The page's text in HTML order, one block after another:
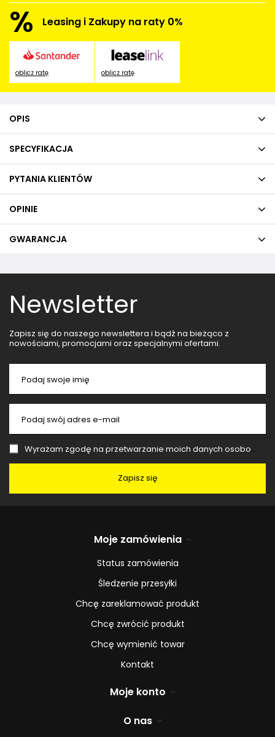
% Leasing i Zakupy na raty 0%
oblicz ratę oblicz ratę
OPIS
SPECYFIKACJA
PYTANIA KLIENTÓW
OPINIE
GWARANCJA
Newsletter
Zapisz się do naszego newslettera i bądź na bieżąco z
nowościami, promocjami oraz specjalnymi ofertami.
Podaj swoje imię
Podaj swój adres e-mail
Wyrażam zgodę na przetwarzanie moich danych osobowych (adres e-mail) na potrzeby wysyłki newslettera z informacją handlową (marketing). Więcej w
Zapisz się
Moje zamówienia
Status zamówienia
Śledzenie przesyłki
Chcę zareklamować produkt
Chcę zwrócić produkt
Chcę wymienić towar
Kontakt
Moje konto
O nas